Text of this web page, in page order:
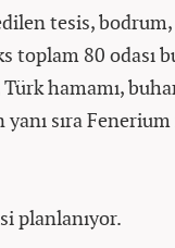
tesis,
toplam 80 odası
hamamı,
sıra Fenerium
planlanıyor.